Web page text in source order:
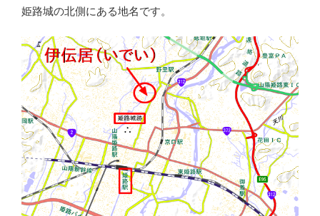
姫路城の北側にある地名です。